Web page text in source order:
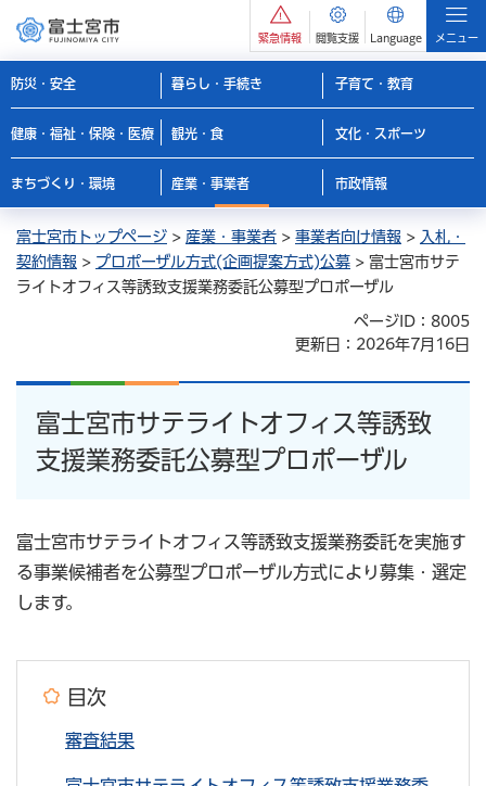
緊急情報 閲覧支援 Language メニュー
防災・安全 暮らし・手続き 子育て・教育
健康・福祉・保険・医療 観光・食 文化・スポーツ
まちづくり・環境 産業・事業者 市政情報
富士宮市トップページ > 産業・事業者 > 事業者向け情報 > 入札・
契約情報 > プロポーザル方式(企画提案方式)公募 > 富士宮市サテ
ライトオフィス等誘致支援業務委託公募型プロポーザル
ページID：8005
更新日：2026年7月16日
富士宮市サテライトオフィス等誘致
支援業務委託公募型プロポーザル
富士宮市サテライトオフィス等誘致支援業務委託を実施す
る事業候補者を公募型プロポーザル方式により募集・選定
します。
目次
審査結果